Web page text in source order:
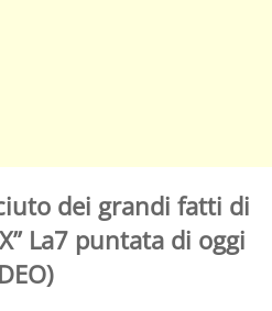
dei grandi fatti di
La7 puntata di oggi